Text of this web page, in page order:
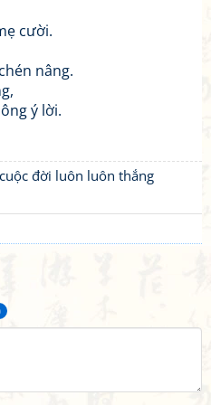
cười.
nâng.
ý lời.
đời luôn luôn thắng